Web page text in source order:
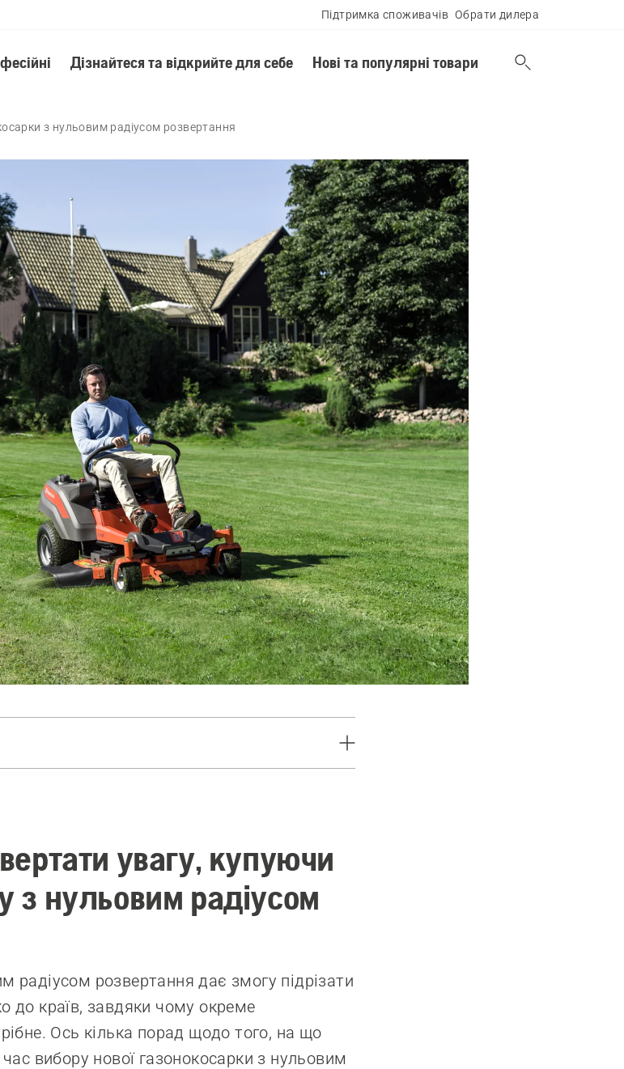
Підтримка споживачів Обрати дилера
Дізнайтеся та відкрийте для себе Нові та популярні товари
з нульовим радіусом розвертання
увагу, купуючи
з нульовим радіусом
радіусом розвертання дає змогу підрізати
до країв, завдяки чому окреме
Ось кілька порад щодо того, на що
вибору нової газонокосарки з нульовим